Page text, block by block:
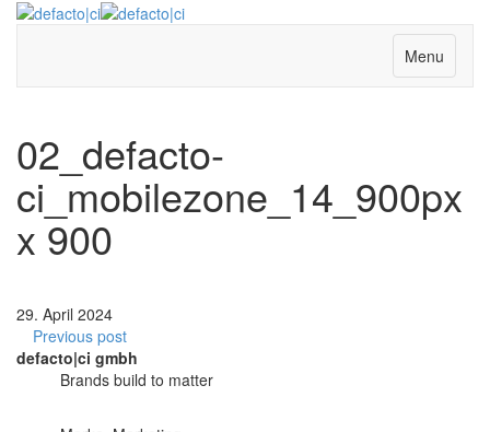
Menu
02_defacto-
ci_mobilezone_14_900px
x 900
29. April 2024
Previous post
defacto|ci gmbh
Brands build to matter